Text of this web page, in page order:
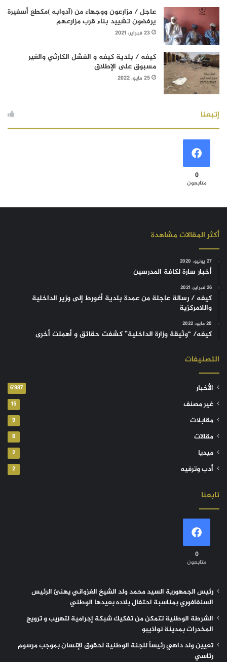
عاجل / مزارعون ووجهاء من (آدوابه )مكطع أسفيرة
يرفضون تشييد بناء قرب مزارعهم
23 فبراير، 2021
كيفه / بلدية كيفه و الفشل الكارثي والغير
مسبوق على الإطلاق
25 مايو، 2022
إتبعنا
0
متابعون
أكثر المقالات مشاهدة
27 يونيو، 2020
أخبار سارة لكافة المدرسين
26 فبراير، 2021
كيفه / رسالة عاجلة من عمدة بلدية أغورط إلى وزير الداخلية
واللامركزية
20 مايو، 2022
كيفه/ “وثيقة وزارة الداخلية” كشفت حقائق و أهملت أخرى
التصنيفات
الأخبار 6٬987
غير مصنف 15
مقابلات 9
مقالات 8
ميديا 2
أدب وترفيه 2
تابعنا
0
متابعون
رئيس الجمهورية السيد محمد ولد الشيخ الغزواني يهنئ الرئيس
السنغافوري بمناسبة احتفال بلاده بعيدها الوطني
الشرطة الوطنية تتمكن من تفكيك شبكة إجرامية لتهريب و ترويج
المخدرات بمدينة نواذيبو
تعيين ولد داهي رئيساً للجنة الوطنية لحقوق الإنسان بموجب مرسوم
رئاسي